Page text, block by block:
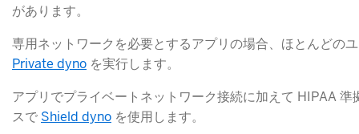
があります。
専用ネットワークを必要とするアプリの場合、ほとんどの
Private dyno ​ を実行します。
アプリでプライベートネットワーク接続に加えて HIPAA
スで Shield dyno ​ を使用します。